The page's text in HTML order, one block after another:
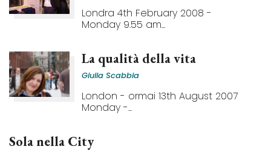
Londra 4th February 2008 -
Monday 9.55 am...
La qualità della vita
Giulia Scabbia
London - ormai 13th August 2007
Monday -...
Sola nella City